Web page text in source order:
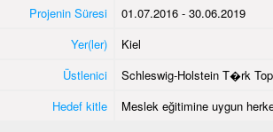
Projenin Süresi
01.07.2016 - 30.06.2019
Yer(ler)
Kiel
Üstlenici
Schleswig-Holstein T�rk
Hedef kitle
Meslek eğitimine uygun